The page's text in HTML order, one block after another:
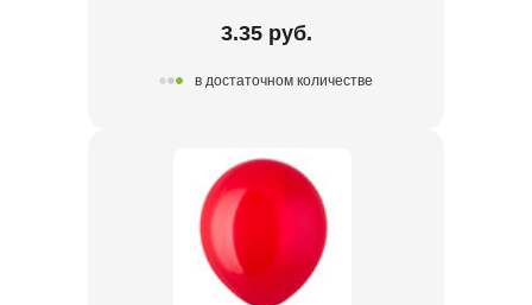
3.35 руб.
в достаточном количестве